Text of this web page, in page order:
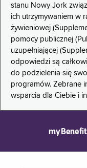
stanu Nowy Jork
ich utrzymywaniem w
żywieniowej
pomocy publicznej
uzupełniającej
odpowiedzi są
do podzielenia się
programów. Zebrane
wsparcia dla Ciebie i